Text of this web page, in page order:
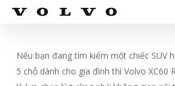
Skip
contentNếu bạn đang tìm kiếm một chiếc SUV
5 chỗ dành cho gia đình thì Volvo XC60